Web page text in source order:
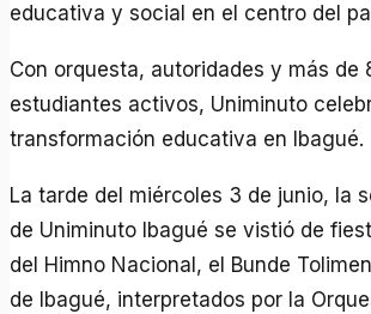
educativa y social en el centro del
Con orquesta, autoridades y más de
estudiantes activos, Uniminuto
transformación educativa en Ibagué.
La tarde del miércoles 3 de junio, la
de Uniminuto Ibagué se vistió de
del Himno Nacional, el Bunde
de Ibagué, interpretados por la